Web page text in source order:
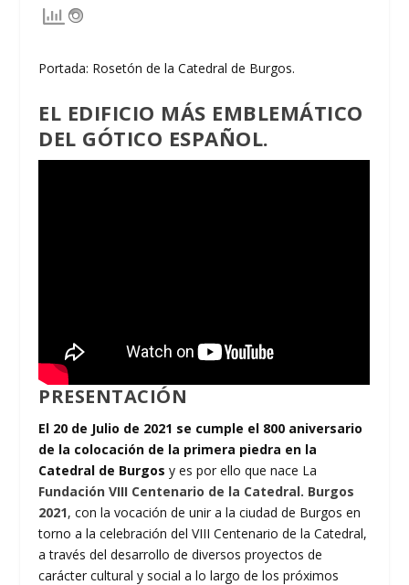
Portada: Rosetón de la Catedral de Burgos.
EL EDIFICIO MÁS EMBLEMÁTICO
DEL GÓTICO ESPAÑOL.
PRESENTACIÓN
El 20 de Julio de 2021 se cumple el 800 aniversario
de la colocación de la primera piedra en la
Catedral de Burgos y es por ello que nace La
Fundación VIII Centenario de la Catedral. Burgos
2021, con la vocación de unir a la ciudad de Burgos en
torno a la celebración del VIII Centenario de la Catedral,
a través del desarrollo de diversos proyectos de
carácter cultural y social a lo largo de los próximos